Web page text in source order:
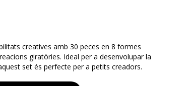
creatives amb 30 peces en 8 formes
giratòries. Ideal per a desenvolupar la
set és perfecte per a petits creadors.